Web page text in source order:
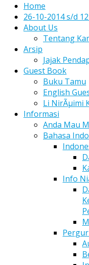
Home
26-10-2014 s/d
About Us
Tentang
Arsip
Jajak
Guest Book
Buku Tamu
English
Li NirÃµimi
Informasi
Anda Mau
Bahasa
Info